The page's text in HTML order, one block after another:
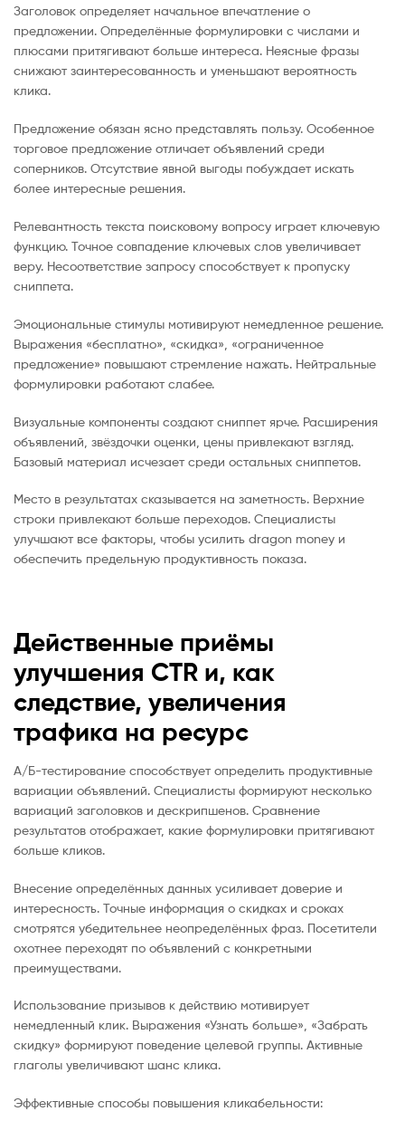
Заголовок определяет начальное впечатление о
предложении. Определённые формулировки с числами и
плюсами притягивают больше интереса. Неясные фразы
снижают заинтересованность и уменьшают вероятность
клика.
Предложение обязан ясно представлять пользу. Особенное
торговое предложение отличает объявлений среди
соперников. Отсутствие явной выгоды побуждает искать
более интересные решения.
Релевантность текста поисковому вопросу играет ключевую
функцию. Точное совпадение ключевых слов увеличивает
веру. Несоответствие запросу способствует к пропуску
сниппета.
Эмоциональные стимулы мотивируют немедленное решение.
Выражения «бесплатно», «скидка», «ограниченное
предложение» повышают стремление нажать. Нейтральные
формулировки работают слабее.
Визуальные компоненты создают сниппет ярче. Расширения
объявлений, звёздочки оценки, цены привлекают взгляд.
Базовый материал исчезает среди остальных сниппетов.
Место в результатах сказывается на заметность. Верхние
строки привлекают больше переходов. Специалисты
улучшают все факторы, чтобы усилить dragon money и
обеспечить предельную продуктивность показа.
Действенные приёмы
улучшения CTR и, как
следствие, увеличения
трафика на ресурс
А/Б-тестирование способствует определить продуктивные
вариации объявлений. Специалисты формируют несколько
вариаций заголовков и дескрипшенов. Сравнение
результатов отображает, какие формулировки притягивают
больше кликов.
Внесение определённых данных усиливает доверие и
интересность. Точные информация о скидках и сроках
смотрятся убедительнее неопределённых фраз. Посетители
охотнее переходят по объявлений с конкретными
преимуществами.
Использование призывов к действию мотивирует
немедленный клик. Выражения «Узнать больше», «Забрать
скидку» формируют поведение целевой группы. Активные
глаголы увеличивают шанс клика.
Эффективные способы повышения кликабельности: